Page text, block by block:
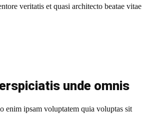
veritatis et quasi architecto beatae vitae
unde omnis
enim ipsam voluptatem quia voluptas sit